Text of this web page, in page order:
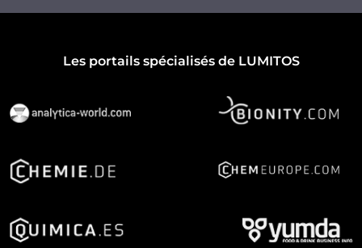
Les portails spécialisés de LUMITOS